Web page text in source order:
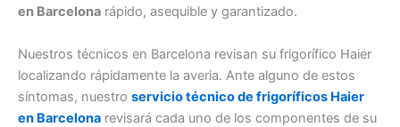
en Barcelona rápido, asequible y garantizado.
Nuestros técnicos en Barcelona revisan su frigorífico Haier
localizando rápidamente la averia. Ante alguno de estos
síntomas, nuestro servicio técnico de frigoríficos Haier
en Barcelona revisará cada uno de los componentes de su